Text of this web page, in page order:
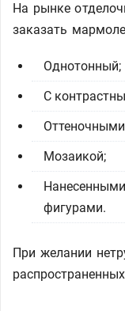
На рынке
заказать
Однотонный;
С
Мозаикой;
фигурами.
При желании